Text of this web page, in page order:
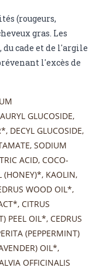
(rougeurs,
gras. Les
cade et de l'argile
l'excès de
GLUCOSIDE,
DECYL GLUCOSIDE,
SODIUM
ACID, COCO-
(HONEY)*, KAOLIN,
WOOD OIL*,
CITRUS
PEEL OIL*, CEDRUS
(PEPPERMINT)
OIL*,
OFFICINALIS